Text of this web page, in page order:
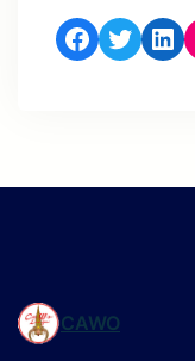
Facebook Twitter LinkedIn
CAWO